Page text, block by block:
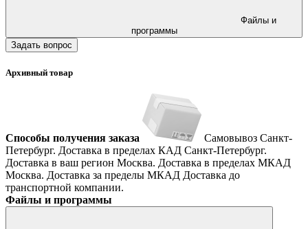
программы
Задать вопрос
Архивный товар
Способы получения заказа Самовывоз Санкт-
Петербург. Доставка в пределах КАД Санкт-Петербург.
Доставка в ваш регион Москва. Доставка в пределах МКАД
Москва. Доставка за пределы МКАД Доставка до
транспортной компании.
Файлы и программы